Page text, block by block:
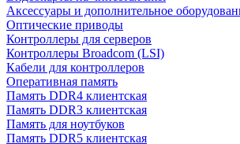
Аксессуары и дополнительное
Оптические приводы
Контроллеры для серверов
Контроллеры Broadcom (LSI)
Кабели для контроллеров
Оперативная память
Память DDR4 клиентская
Память DDR3 клиентская
Память для ноутбуков
Память DDR5 клиентская